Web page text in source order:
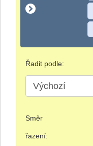
Řadit podle:
Směr
řazení: